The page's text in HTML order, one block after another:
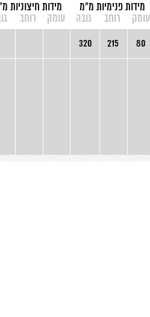
מידות פנימיות מ"מ
עומק
רוחב גובה
מידות חיצוניות
עומק
רוחב
80
215
320